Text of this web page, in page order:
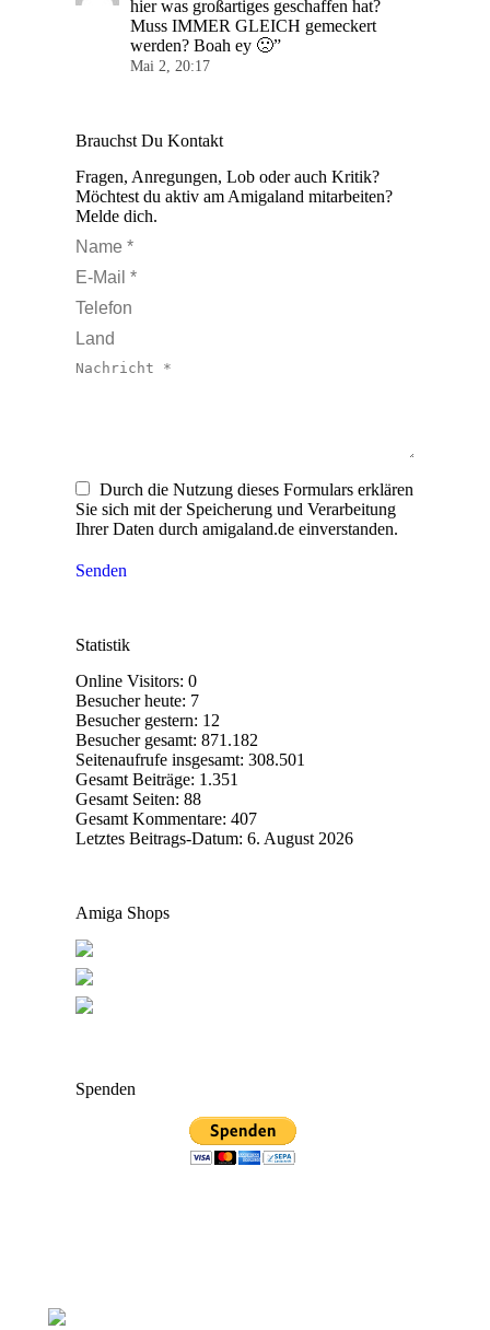
hier was großartiges geschaffen hat?
Muss IMMER GLEICH gemeckert
werden? Boah ey 🙁”
Mai 2, 20:17
Brauchst Du Kontakt
Fragen, Anregungen, Lob oder auch Kritik?
Möchtest du aktiv am Amigaland mitarbeiten?
Melde dich.
Name *
E-Mail *
Telefon
Land
Nachricht *
Durch die Nutzung dieses Formulars erklären
Sie sich mit der Speicherung und Verarbeitung
Ihrer Daten durch amigaland.de einverstanden.
Senden
Statistik
Online Visitors: 0
Besucher heute: 7
Besucher gestern: 12
Besucher gesamt: 871.182
Seitenaufrufe insgesamt: 308.501
Gesamt Beiträge: 1.351
Gesamt Seiten: 88
Gesamt Kommentare: 407
Letztes Beitrags-Datum: 6. August 2026
Amiga Shops
Spenden